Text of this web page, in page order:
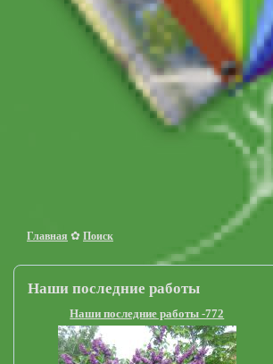
Главная ✿ Поиск
Наши последние работы
Наши последние работы -772